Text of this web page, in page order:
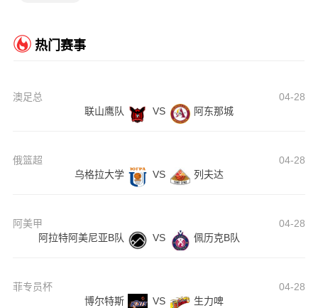
热门赛事
澳足总
04-28
联山鹰队
VS 阿东那城
俄篮超
04-28
乌格拉大学
VS 列夫达
阿美甲
04-28
阿拉特阿美尼亚B队
VS 佩历克B队
菲专员杯
04-28
博尔特斯
VS 生力啤